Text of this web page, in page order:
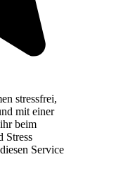
stressfrei,
mit einer
beim
Stress
Service